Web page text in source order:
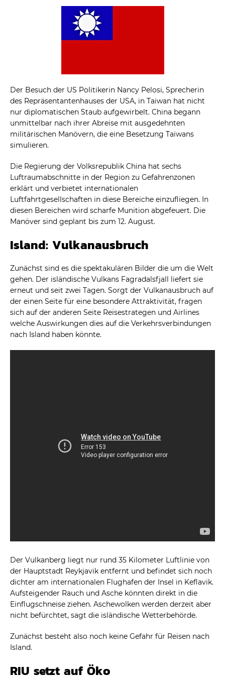
Der Besuch der US Politikerin Nancy Pelosi, Sprecherin
des Repräsentantenhauses der USA, in Taiwan hat nicht
nur diplomatischen Staub aufgewirbelt. China begann
unmittelbar nach ihrer Abreise mit ausgedehnten
militärischen Manövern, die eine Besetzung Taiwans
simulieren.
Die Regierung der Volksrepublik China hat sechs
Luftraumabschnitte in der Region zu Gefahrenzonen
erklärt und verbietet internationalen
Luftfahrtgesellschaften in diese Bereiche einzufliegen. In
diesen Bereichen wird scharfe Munition abgefeuert. Die
Manöver sind geplant bis zum 12. August.
Island: Vulkanausbruch
Zunächst sind es die spektakulären Bilder die um die Welt
gehen. Der isländische Vulkans Fagradalsfjall liefert sie
erneut und seit zwei Tagen. Sorgt der Vulkanausbruch auf
der einen Seite für eine besondere Attraktivität, fragen
sich auf der anderen Seite Reisestrategen und Airlines
welche Auswirkungen dies auf die Verkehrsverbindungen
nach Island haben könnte.
Der Vulkanberg liegt nur rund 35 Kilometer Luftlinie von
der Hauptstadt Reykjavik entfernt und befindet sich noch
dichter am internationalen Flughafen der Insel in Keflavik.
Aufsteigender Rauch und Asche könnten direkt in die
Einflugschneise ziehen. Aschewolken werden derzeit aber
nicht befürchtet, sagt die isländische Wetterbehörde.
Zunächst besteht also noch keine Gefahr für Reisen nach
Island.
RIU setzt auf Öko